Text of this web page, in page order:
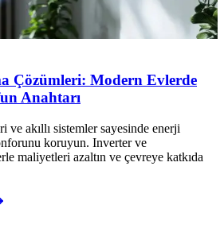
Çözümleri: Modern Evlerde
Anahtarı
akıllı sistemler sayesinde enerji
koruyun. Inverter ve
maliyetleri azaltın ve çevreye katkıda